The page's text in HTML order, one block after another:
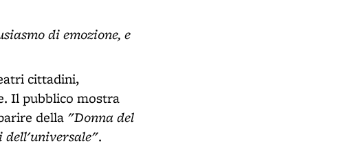
di emozione, e
cittadini,
Il pubblico mostra
della "Donna del
dell'universale".